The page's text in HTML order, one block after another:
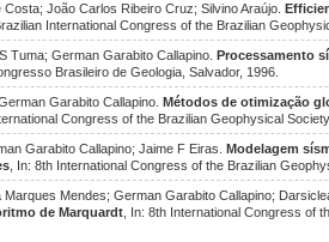
João Carlos Ribeiro Cruz; Silvino Araújo.
International Congress of the Brazilian
Tuma; German Garabito Callapino. Processamento
Brasileiro de Geologia, Salvador, 1996.
Garabito Callapino. Métodos de otimização
Congress of the Brazilian Geophysical
Garabito Callapino; Jaime F Eiras. Modelagem
, In: 8th International Congress of the Brazilian
Mendes; German Garabito Callapino;
de Marquardt , In: 8th International Congress of